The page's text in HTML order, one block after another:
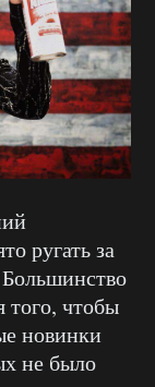
ругать за
того, чтобы
новинки
не было